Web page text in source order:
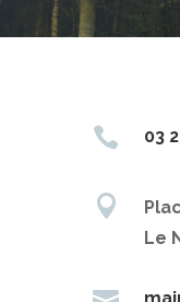
 03

Le